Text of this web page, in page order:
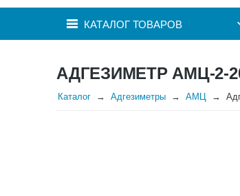
КАТАЛОГ ТОВАРОВ
АДГЕЗИМЕТР АМЦ-2-
Каталог Адгезиметры АМЦ